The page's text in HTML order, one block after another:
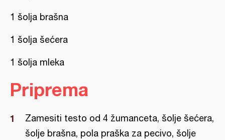
1 šolja brašna
1 šolja šećera
1 šolja mleka
Priprema
Zamesiti testo od 4 žumanceta, šolje šećera,
šolje brašna, pola praška za pecivo, šolje